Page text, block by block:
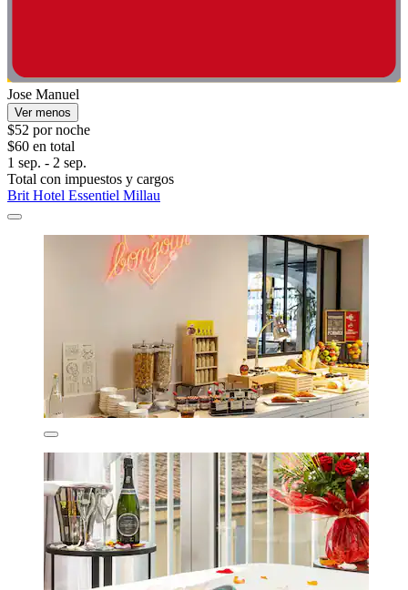
Jose Manuel
Ver menos
$52 por noche
$60 en total
1 sep. - 2 sep.
Total con impuestos y cargos
Brit Hotel Essentiel Millau